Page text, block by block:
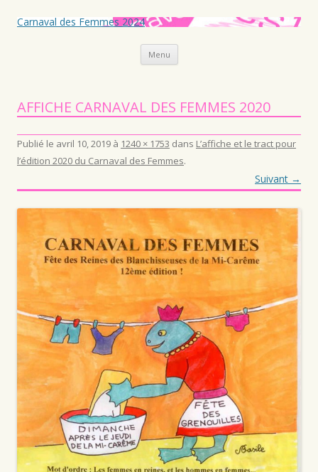
Carnaval des Femmes 2024
Menu Aller au contenu principal
AFFICHE CARNAVAL DES FEMMES 2020
Publié le avril 10, 2019 à 1240 × 1753 dans L’affiche et le tract pour
l’édition 2020 du Carnaval des Femmes.
Suivant →